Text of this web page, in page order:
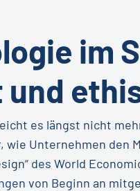
im
es längst nicht
Unternehmen den
des World
von Beginn an